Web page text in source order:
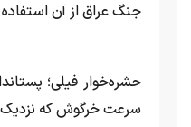
جنگ عراق از آن استفاده
حشره‌خوار فیلی؛
سرعت خرگوش که